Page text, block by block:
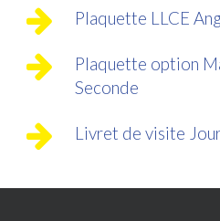
Plaquette LLCE
Plaquette option
Seconde
Livret de visite